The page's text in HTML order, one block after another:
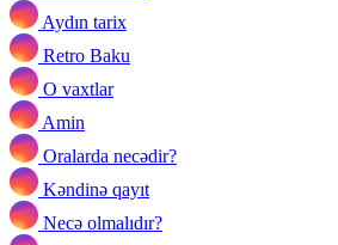
Aydın tarix
Retro Baku
O vaxtlar
Amin
Oralarda necədir?
Kəndinə qayıt
Necə olmalıdır?